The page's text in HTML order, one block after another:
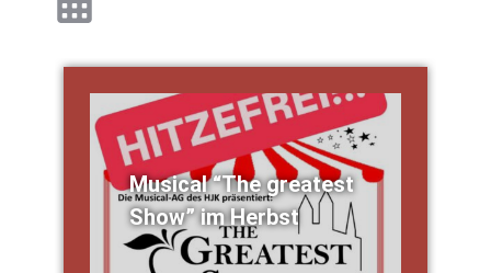
Musi­cal “The grea­test
Show” im Herbst